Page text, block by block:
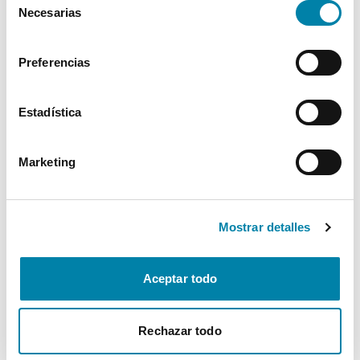
Necesarias
Preferencias
Estadística
Marketing
Mostrar detalles
Aceptar todo
Rechazar todo
Interior
Seguridad
Multimedia
Confort
Más de 3.500 clientes satisfechos